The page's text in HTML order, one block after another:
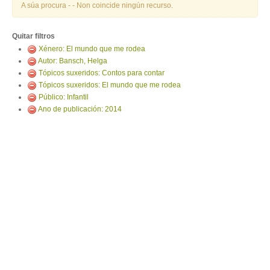
A súa procura - - Non coincide ningún recurso.
Quitar filtros
Xénero: El mundo que me rodea
Autor: Bansch, Helga
Tópicos suxeridos: Contos para contar
Tópicos suxeridos: El mundo que me rodea
Público: Infantil
Ano de publicación: 2014